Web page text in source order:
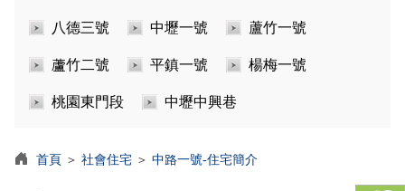
八德三號 中壢一號 蘆竹一號
蘆竹二號 平鎮一號 楊梅一號
桃園東門段 中壢中興巷
首頁 ＞ 社會住宅 ＞ 中路一號-住宅簡介